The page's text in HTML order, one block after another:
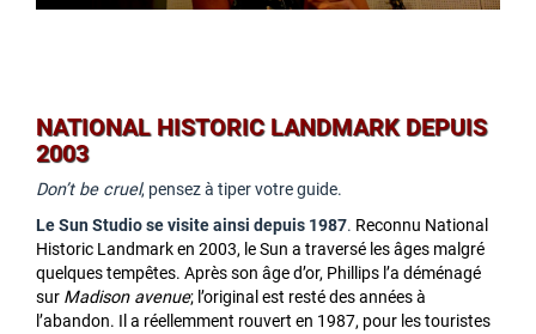
NATIONAL HISTORIC LANDMARK DEPUIS
2003
Don’t be cruel, pensez à tiper votre guide.
Le Sun Studio se visite ainsi depuis 1987. Reconnu National
Historic Landmark en 2003, le Sun a traversé les âges malgré
quelques tempêtes. Après son âge d’or, Phillips l’a déménagé
sur Madison avenue; l’original est resté des années à
l’abandon. Il a réellemment rouvert en 1987, pour les touristes